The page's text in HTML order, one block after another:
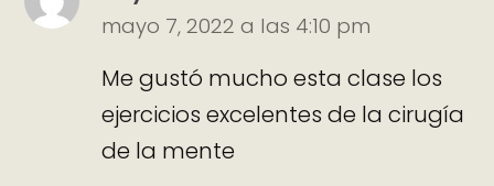
mayo 7, 2022 a las 4:10 pm
Me gustó mucho esta clase los
ejercicios excelentes de la cirugía
de la mente